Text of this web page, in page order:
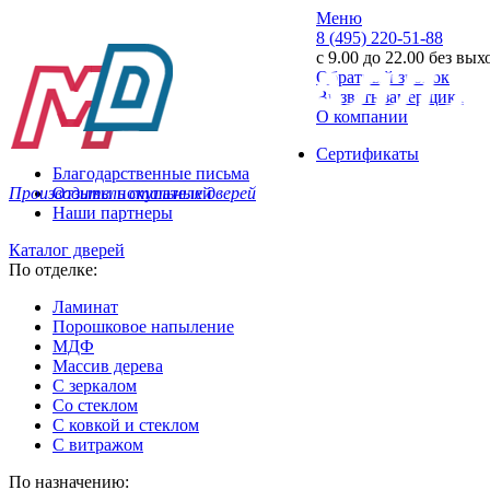
Производитель стальных дверей
Меню
8 (495) 220-51-88
с 9.00 до 22.00 без
Обратный звонок
Вызвать замерщика
О компании
Сертификаты
Благодарственные письма
Отзывы покупателей
Наши партнеры
Каталог дверей
По отделке:
Ламинат
Порошковое напыление
МДФ
Массив дерева
С зеркалом
Со стеклом
С ковкой и стеклом
С витражом
По назначению: